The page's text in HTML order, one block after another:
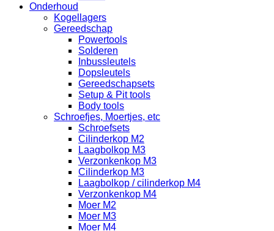
Onderhoud
Kogellagers
Gereedschap
Powertools
Solderen
Inbussleutels
Dopsleutels
Gereedschapsets
Setup & Pit tools
Body tools
Schroefjes, Moertjes, etc
Schroefsets
Cilinderkop M2
Laagbolkop M3
Verzonkenkop M3
Cilinderkop M3
Laagbolkop / cilinderkop M4
Verzonkenkop M4
Moer M2
Moer M3
Moer M4